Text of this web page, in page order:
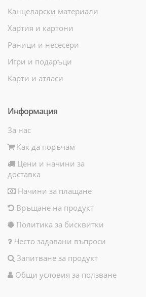
Канцеларски материали
Хартия и картони
Раници и несесери
Игри и подаръци
Карти и атласи
Информация
За нас
Как да поръчам
Цени и начини за
доставка
Начини за плащане
Връщане на продукт
Политика за бисквитки
Често задавани въпроси
Запитване за продукт
Общи условия за ползване